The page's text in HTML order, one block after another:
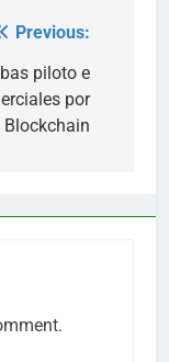
Previous:
piloto e
por